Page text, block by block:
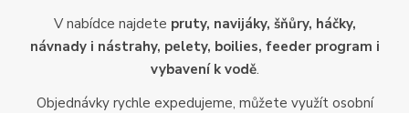
V nabídce najdete pruty, navijáky, šňůry, háčky,
návnady i nástrahy, pelety, boilies, feeder program i
vybavení k vodě.
Objednávky rychle expedujeme, můžete využít osobní